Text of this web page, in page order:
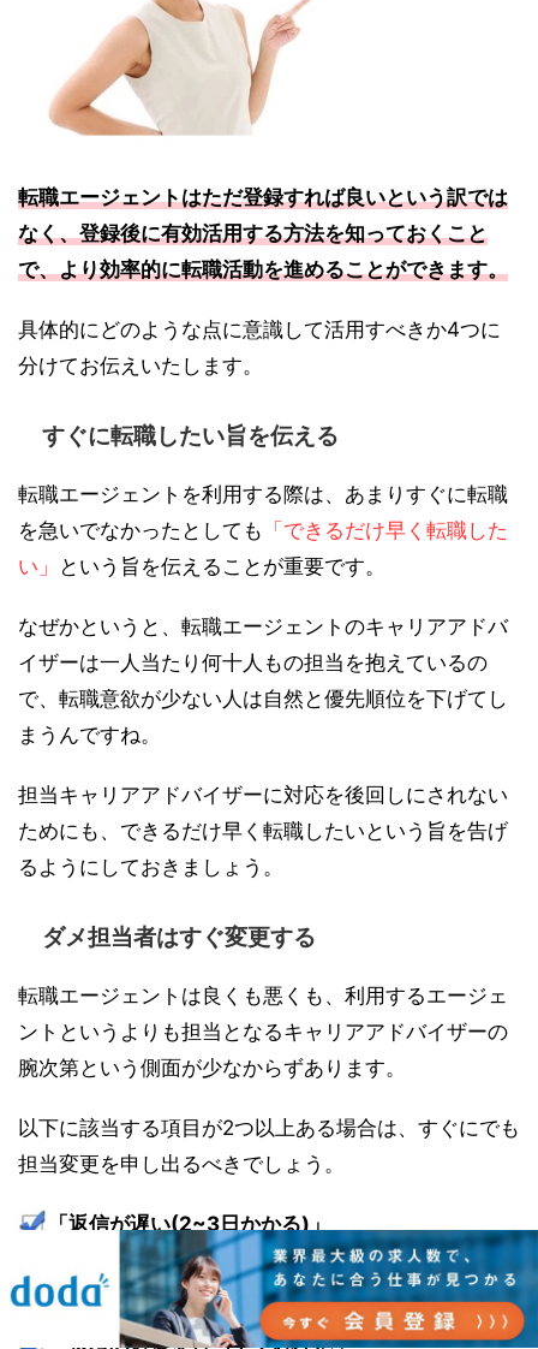
転職エージェントはただ登録すれば良いという訳では
なく、登録後に有効活用する方法を知っておくこと
で、より効率的に転職活動を進めることができます。
具体的にどのような点に意識して活用すべきか4つに
分けてお伝えいたします。
すぐに転職したい旨を伝える
転職エージェントを利用する際は、あまりすぐに転職
を急いでなかったとしても 「できるだけ早く転職した
い」
という旨を伝えることが重要です。
なぜかというと、転職エージェントのキャリアアドバ
イザーは一人当たり何十人もの担当を抱えているの
で、転職意欲が少ない人は自然と優先順位を下げてし
まうんですね。
担当キャリアアドバイザーに対応を後回しにされない
ためにも、できるだけ早く転職したいという旨を告げ
るようにしておきましょう。
ダメ担当者はすぐ変更する
転職エージェントは良くも悪くも、利用するエージェ
ントというよりも担当となるキャリアアドバイザーの
腕次第という側面が少なからずあります。
以下に該当する項目が2つ以上ある場合は、すぐにでも
担当変更を申し出るべきでしょう。
「返信が遅い(2~3日かかる)」
「紹介される求人が的はずれ」